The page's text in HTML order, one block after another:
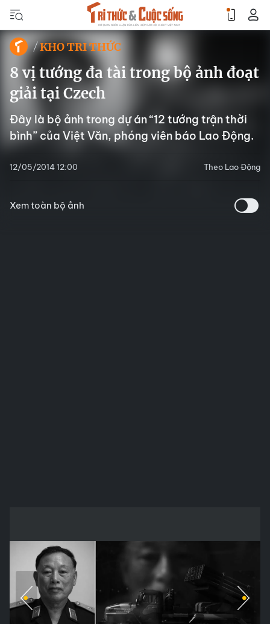
KHO TRI THỨC
8 vị tướng đa tài trong bộ ảnh đoạt
giải tại Czech
Đây là bộ ảnh trong dự án “12 tướng trận thời
bình” của Việt Văn, phóng viên báo Lao Động.
12/05/2014 12:00 Theo Lao Động
Xem toàn bộ ảnh